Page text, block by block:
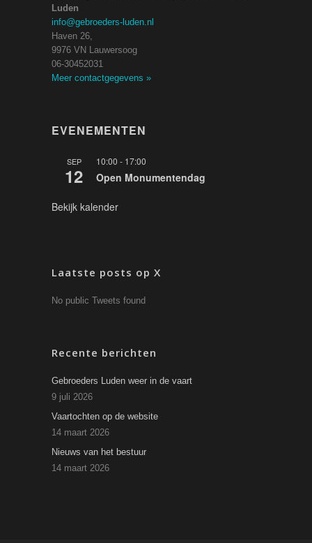
Luden
info@gebroeders-luden.nl
Haven 26,
9976 VN Lauwersoog
06-30452031
Meer contactgegevens »
EVENEMENTEN
SEP
12
10:00 - 17:00
Open Monumentendag
Bekijk kalender
Laatste posts op X
No public Tweets found
Recente berichten
Gebroeders Luden weer in de vaart
9 juli 2026
Vaartochten op de website
14 maart 2026
Nieuws van het bestuur
14 maart 2026